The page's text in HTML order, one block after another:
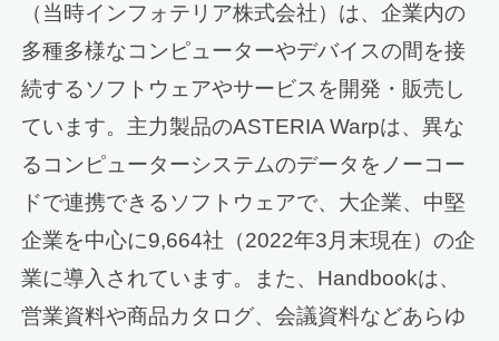
（当時インフォテリア株式会社）は、企業内の
多種多様なコンピューターやデバイスの間を接
続するソフトウェアやサービスを開発・販売し
ています。主力製品のASTERIA Warpは、異な
るコンピューターシステムのデータをノーコー
ドで連携できるソフトウェアで、大企業、中堅
企業を中心に9,664社（2022年3月末現在）の企
業に導入されています。また、Handbookは、
営業資料や商品カタログ、会議資料などあらゆ